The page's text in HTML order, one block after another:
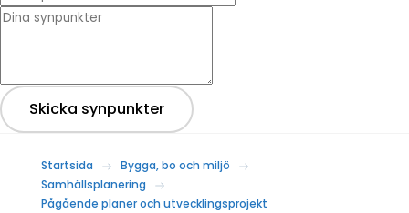
* Dina synpunkter
Skicka synpunkter
Startsida
Bygga, bo och miljö
Samhällsplanering
Pågående planer och utvecklingsprojekt